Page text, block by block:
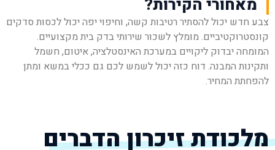
מאחורי הקירות?
צבע חדש יכול להסתיר רטיבות קשה, וחיפוי יפה יכול לכסות סדקים
קונסטרוקטיביים. מומלץ לשכור שירותי בדק בית מקצועיים.
המומחה יבדוק ליקויים במערכת האינסטלציה, איטום, חשמל
ותקינות המבנה. דוח כזה יכול לשמש לכם גם ככלי במשא ומתן
להפחתת המחיר.
מלכודת זיכרון הדברים